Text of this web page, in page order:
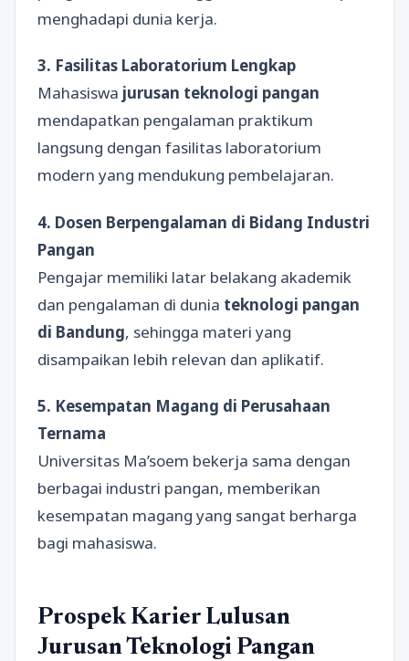
menghadapi dunia kerja.
3. Fasilitas Laboratorium Lengkap
Mahasiswa jurusan teknologi pangan
mendapatkan pengalaman praktikum
langsung dengan fasilitas laboratorium
modern yang mendukung pembelajaran.
4. Dosen Berpengalaman di Bidang Industri
Pangan
Pengajar memiliki latar belakang akademik
dan pengalaman di dunia teknologi pangan
di Bandung, sehingga materi yang
disampaikan lebih relevan dan aplikatif.
5. Kesempatan Magang di Perusahaan
Ternama
Universitas Ma’soem bekerja sama dengan
berbagai industri pangan, memberikan
kesempatan magang yang sangat berharga
bagi mahasiswa.
Prospek Karier Lulusan
Jurusan Teknologi Pangan